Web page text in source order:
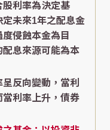
股利率為決定基
未來1年之配息金
侵蝕本金為目
息來源可能為本
反向變動，當利
利率上升，債券